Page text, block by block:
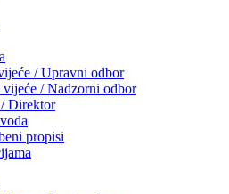
/ Upravni odbor
vijeće / Nadzorni odbor
Direktor
propisi